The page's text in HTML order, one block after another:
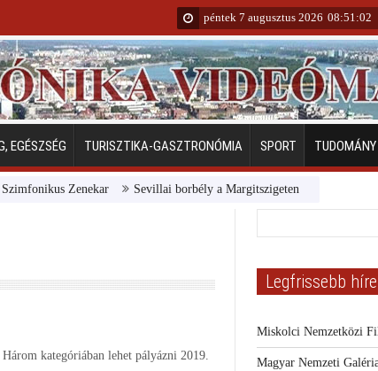
péntek 7 augusztus 2026 08:51:03
EGÉSZSÉG TURISZTIKA-GASZTRONÓMIA SPORT TUDOMÁNY
Zenekar Sevillai borbély a Margitszigeten Emberarcú
kategóriában lehet pályázni 2019.
Legfrissebb
Miskolci Nemzetközi
Magyar Nemzeti